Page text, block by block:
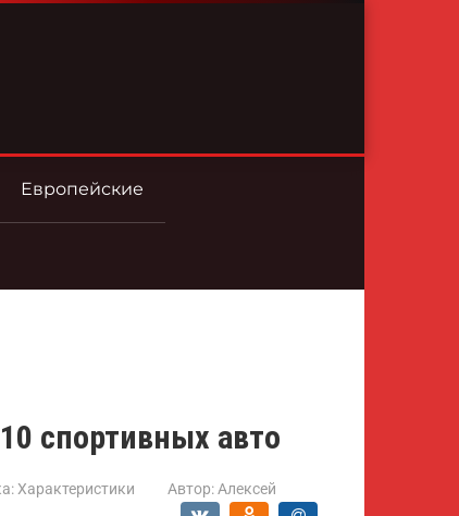
Европейские
спортивных авто
Характеристики Автор: Алексей